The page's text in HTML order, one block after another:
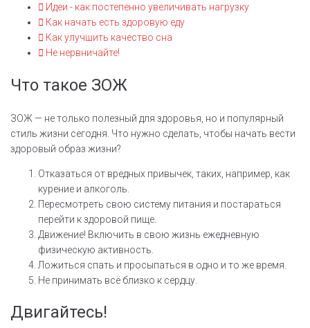
Идеи - как постепенно увеличивать нагрузку
Как начать есть здоровую еду
Как улучшить качество сна
Не нервничайте!
Что такое ЗОЖ
ЗОЖ — не только полезный для здоровья, но и популярный
стиль жизни сегодня. Что нужно сделать, чтобы начать вести
здоровый образ жизни?
Отказаться от вредных привычек, таких, например, как
курение и алкоголь.
Пересмотреть свою систему питания и постараться
перейти к здоровой пище.
Движение! Включить в свою жизнь ежедневную
физическую активность.
Ложиться спать и просыпаться в одно и то же время.
Не принимать всё близко к сердцу.
Двигайтесь!